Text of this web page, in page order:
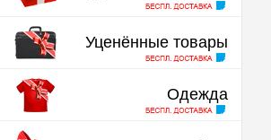
Уценённые товары
Одежда